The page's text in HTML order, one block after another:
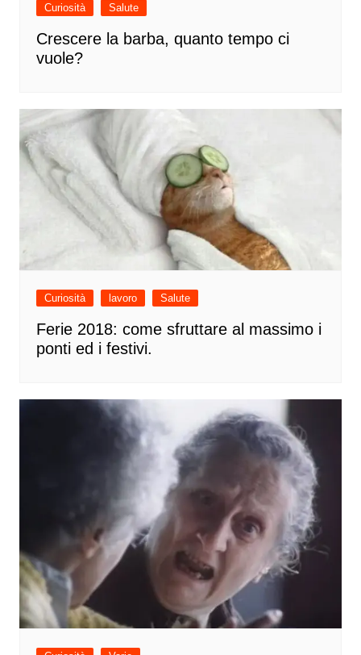
Curiosità Salute
Crescere la barba, quanto tempo ci
vuole?
Curiosità lavoro Salute
Ferie 2018: come sfruttare al massimo i
ponti ed i festivi.